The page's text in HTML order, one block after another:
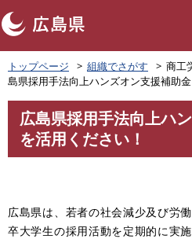
ペ
ー
ジ
の
で
トップページ 組織でさがす 商工
島県採用手法向上ハンズオン支援補助
広島県採用手法向上ハ
を活用ください！
広島県は、若者の社会減少及び労
卒大学生の採用活動を定期的に実